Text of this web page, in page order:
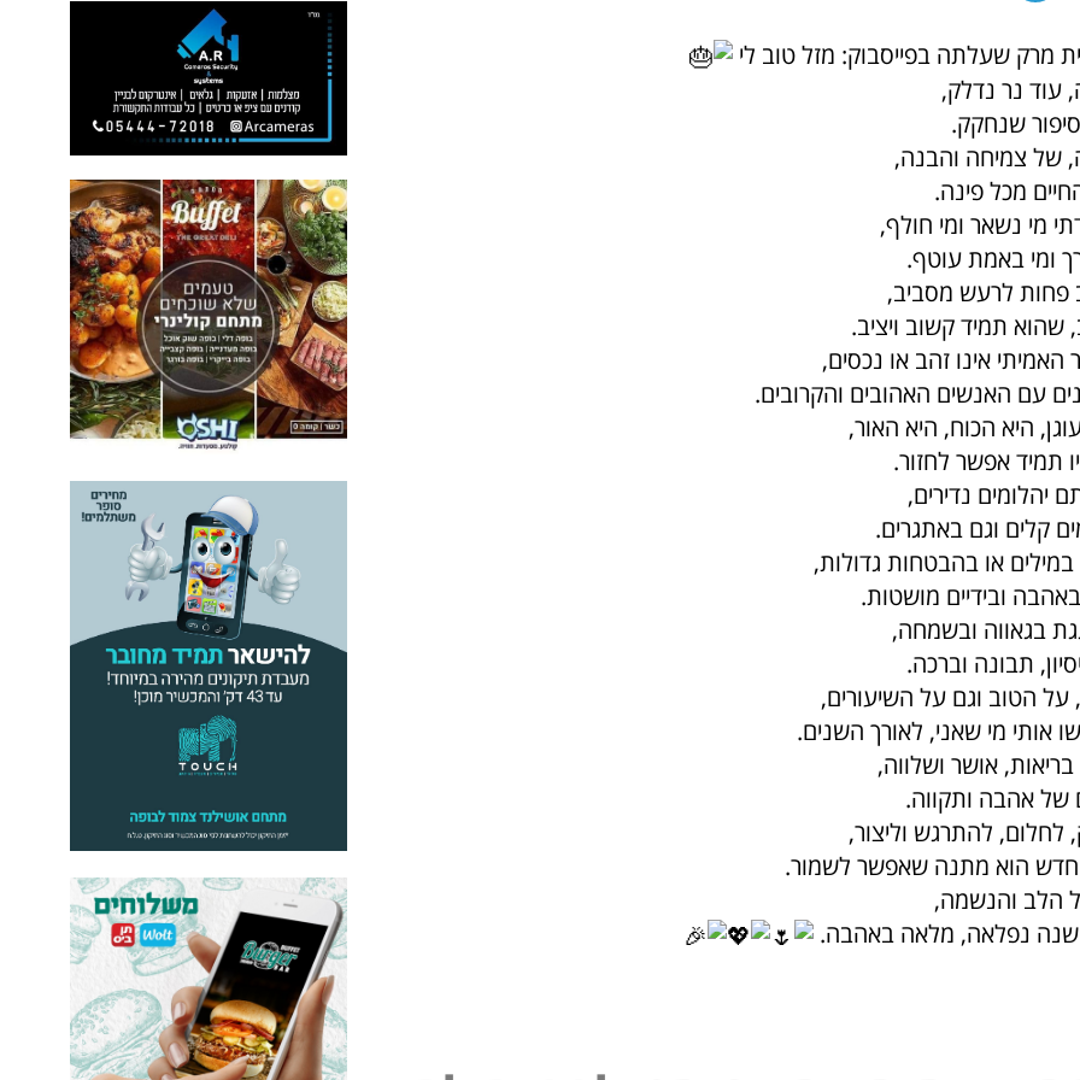
מרק שעלתה בפייסבוק: מזל טוב לי
עוד נר נדלק,
שנחקק.
של צמיחה והבנה,
מכל פינה.
מי נשאר ומי חולף,
ומי באמת עוטף.
פחות לרעש מסביב,
שהוא תמיד קשוב ויציב.
אינו זהב או נכסים,
עם האנשים האהובים והקרובים.
היא הכוח, היא האור,
תמיד אפשר לחזור.
יהלומים נדירים,
קלים וגם באתגרים.
או בהבטחות גדולות,
ובידיים מושטות.
בגאווה ובשמחה,
תבונה וברכה.
הטוב וגם על השיעורים,
אותי מי שאני, לאורך השנים.
אושר ושלווה,
של אהבה ותקווה.
לחלום, להתרגש וליצור,
חדש הוא מתנה שאפשר לשמור.
הלב והנשמה,
שנה נפלאה, מלאה באהבה.